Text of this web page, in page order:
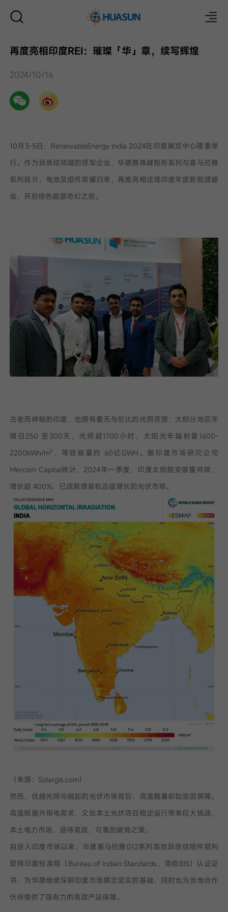
我已阅读并同意
隐私政策
提
交
再度亮相印度REI：璀璨「华」章，续写辉煌
2024/10/16
10月3-5日，RenewableEnergy India 2024在印度展览中心隆重举
行。作为异质结领域的领军企业，华晟携珠峰矩形系列与喜马拉雅
系列硅片、电池及组件荣耀归来，再度亮相这场印度年度新能源盛
会，开启绿色能源奇幻之旅。
古老而神秘的印度，也拥有着无与伦比的光照资源：大部分地区年
晴日250 至300天，光照超1700小时，太阳光年辐射量1600-
2200kWh/m²，等效能量约 60亿GWH。据印度市场研究公司
Mercom Capital统计，2024年一季度，印度太阳能安装量井喷，
增长超 400%，已成新增装机迅猛增长的光伏市场。
（来源：Solargis.com）
然而，优越光照与崛起的光伏市场背后，高温酷暑却如坚固屏障。
高温既提升用电需求，又给本土光伏项目稳定运行带来巨大挑战，
本土电力市场，亟待高效、可靠的破局之策。
自进入印度市场以来，华晟喜马拉雅G12系列高效异质结组件顺利
取得印度标准局（Bureau of Indian Standards，简称BIS）认证证
书，为华晟继续深耕印度市场奠定坚实的基础，同时也为当地合作
伙伴提供了强有力的高效产品保障。